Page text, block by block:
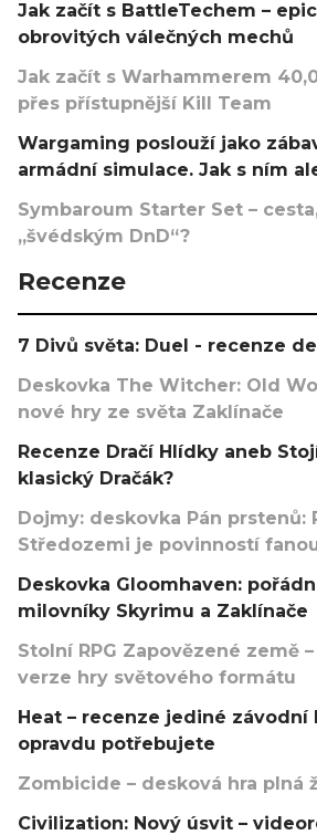
Jak začít s BattleTechem –
obrovitých válečných mechů
Jak začít s Warhammerem
přes přístupnější Kill Team
Wargaming poslouží jako
armádní simulace. Jak s ním
Symbaroum Starter Set –
„švédským DnD“?
Recenze
7 Divů světa: Duel - recenze
Deskovka The Witcher: Old
nové hry ze světa Zaklínače
Recenze Dračí Hlídky aneb
klasický Dračák?
Dojmy: deskovka Pán prstenů:
Středozemi je povinností
Deskovka Gloomhaven:
milovníky Skyrimu a Zaklínače
Stolní RPG Zapovězené země
verze hry světového formátu
Heat – recenze jediné závodní
opravdu potřebujete
Zombicide – desková hra plná
Civilization: Nový úsvit –